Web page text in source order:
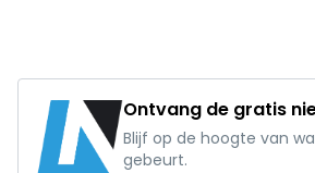
Ontvang de gratis
Blijf op de hoogte van
gebeurt.